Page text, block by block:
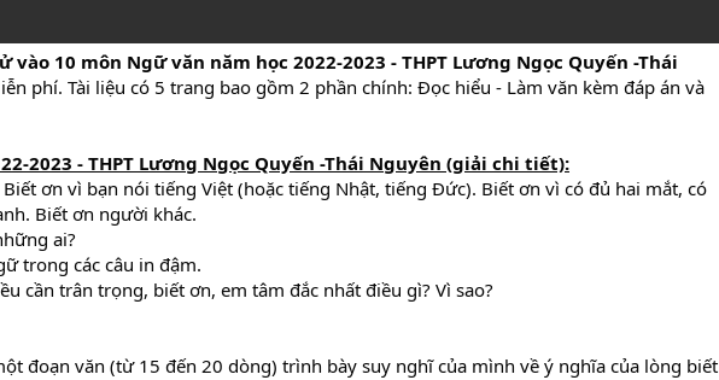
10 môn Ngữ văn năm học 2022-2023 - THPT Lương Ngọc Quyến -Thái
phí. Tài liệu có 5 trang bao gồm 2 phần chính: Đọc hiểu - Làm văn kèm đáp án và
2023 - THPT Lương Ngọc Quyến -Thái Nguyên (giải chi tiết):
ơn vì bạn nói tiếng Việt (hoặc tiếng Nhật, tiếng Đức). Biết ơn vì có đủ hai mắt, có
Biết ơn người khác.
ai?
trong các câu in đậm.
cần trân trọng, biết ơn, em tâm đắc nhất điều gì? Vì sao?
đoạn văn (từ 15 đến 20 dòng) trình bày suy nghĩ của mình về ý nghĩa của lòng biết